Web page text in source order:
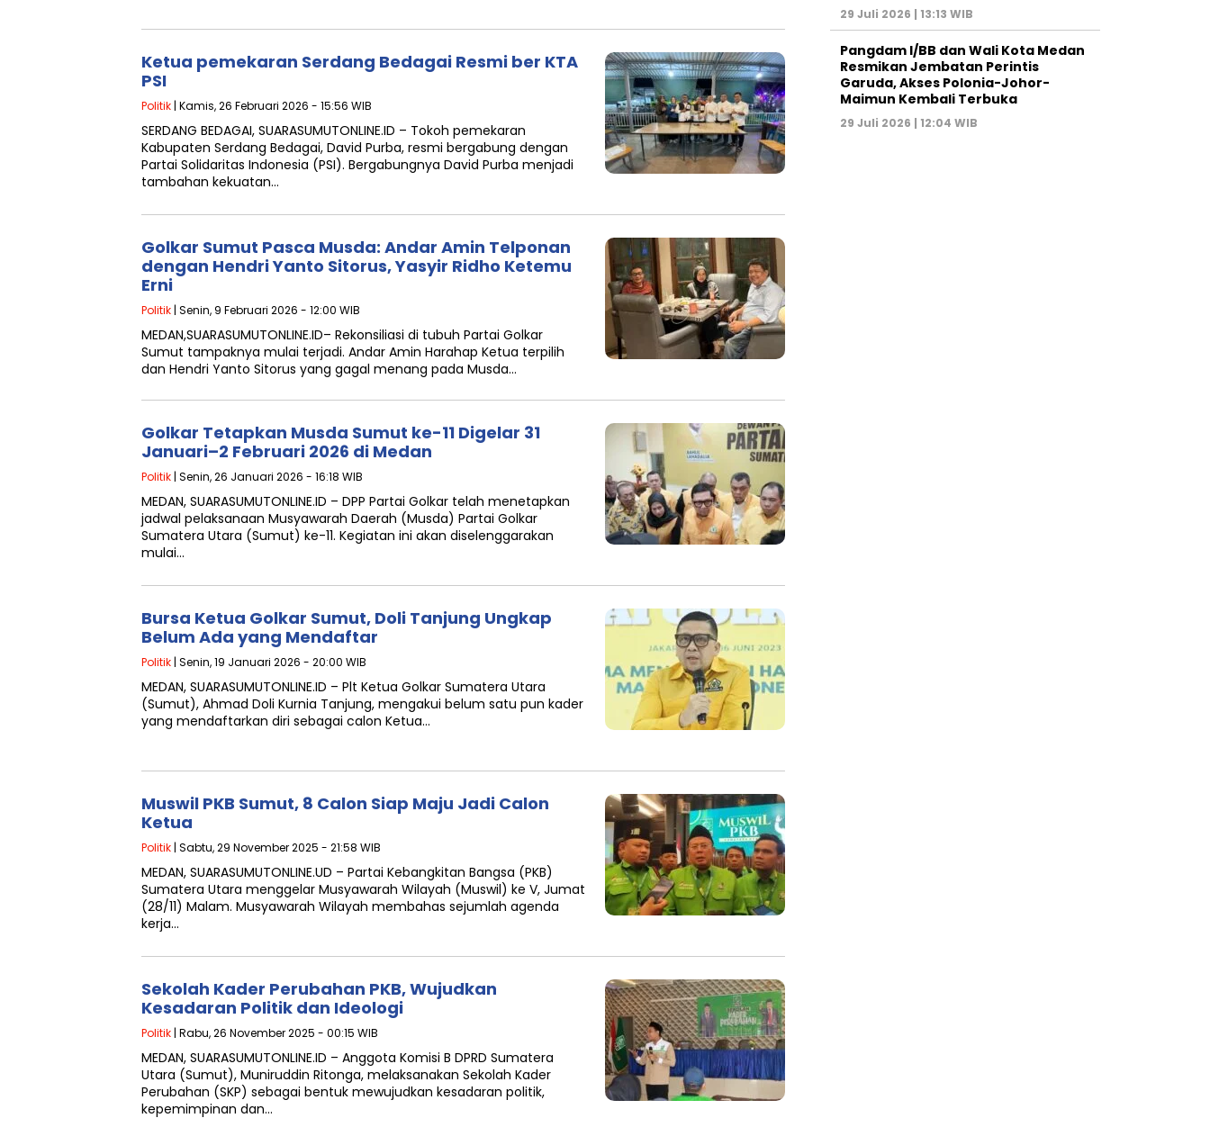
Ketua pemekaran Serdang Bedagai Resmi ber KTA
PSI
Politik | Kamis, 26 Februari 2026 - 15:56 WIB
SERDANG BEDAGAI, SUARASUMUTONLINE.ID – Tokoh pemekaran
Kabupaten Serdang Bedagai, David Purba, resmi bergabung dengan
Partai Solidaritas Indonesia (PSI). Bergabungnya David Purba menjadi
tambahan kekuatan…
Golkar Sumut Pasca Musda: Andar Amin Telponan
dengan Hendri Yanto Sitorus, Yasyir Ridho Ketemu
Erni
Politik | Senin, 9 Februari 2026 - 12:00 WIB
MEDAN,SUARASUMUTONLINE.ID– Rekonsiliasi di tubuh Partai Golkar
Sumut tampaknya mulai terjadi. Andar Amin Harahap Ketua terpilih
dan Hendri Yanto Sitorus yang gagal menang pada Musda…
Golkar Tetapkan Musda Sumut ke-11 Digelar 31
Januari–2 Februari 2026 di Medan
Politik | Senin, 26 Januari 2026 - 16:18 WIB
MEDAN, SUARASUMUTONLINE.ID – DPP Partai Golkar telah menetapkan
jadwal pelaksanaan Musyawarah Daerah (Musda) Partai Golkar
Sumatera Utara (Sumut) ke-11. Kegiatan ini akan diselenggarakan
mulai…
Bursa Ketua Golkar Sumut, Doli Tanjung Ungkap
Belum Ada yang Mendaftar
Politik | Senin, 19 Januari 2026 - 20:00 WIB
MEDAN, SUARASUMUTONLINE.ID – Plt Ketua Golkar Sumatera Utara
(Sumut), Ahmad Doli Kurnia Tanjung, mengakui belum satu pun kader
yang mendaftarkan diri sebagai calon Ketua…
Muswil PKB Sumut, 8 Calon Siap Maju Jadi Calon
Ketua
Politik | Sabtu, 29 November 2025 - 21:58 WIB
MEDAN, SUARASUMUTONLINE.UD – Partai Kebangkitan Bangsa (PKB)
Sumatera Utara menggelar Musyawarah Wilayah (Muswil) ke V, Jumat
(28/11) Malam. Musyawarah Wilayah membahas sejumlah agenda
kerja…
Sekolah Kader Perubahan PKB, Wujudkan
Kesadaran Politik dan Ideologi
Politik | Rabu, 26 November 2025 - 00:15 WIB
MEDAN, SUARASUMUTONLINE.ID – Anggota Komisi B DPRD Sumatera
Utara (Sumut), Muniruddin Ritonga, melaksanakan Sekolah Kader
Perubahan (SKP) sebagai bentuk mewujudkan kesadaran politik,
kepemimpinan dan…
29 Juli 2026 | 13:13 WIB
Pangdam I/BB dan Wali Kota Medan
Resmikan Jembatan Perintis
Garuda, Akses Polonia-Johor-
Maimun Kembali Terbuka
29 Juli 2026 | 12:04 WIB